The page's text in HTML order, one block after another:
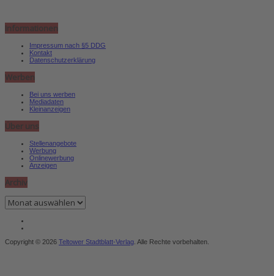
Informationen
Impressum nach §5 DDG
Kontakt
Datenschutzerklärung
Werben
Bei uns werben
Mediadaten
Kleinanzeigen
Über uns
Stellenangebote
Werbung
Onlinewerbung
Anzeigen
Archiv
Archiv
Copyright © 2026 Teltower Stadtblatt-Verlag . Alle Rechte vorbehalten.